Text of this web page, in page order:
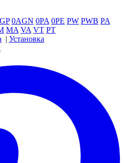
0AGN 0PA 0PE PW PWB PA
MA VA VT PT
Установка